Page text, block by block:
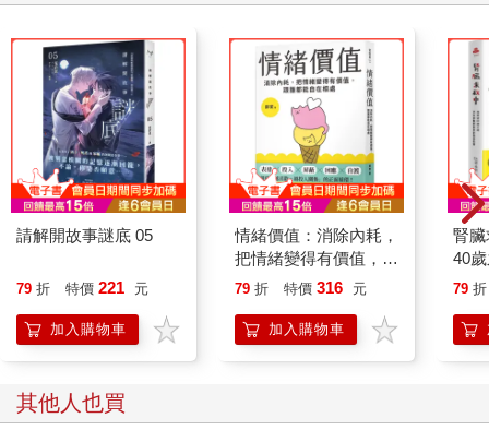
請解開故事謎底 05
79 折 特價 221 元
加入購物車
情緒價值：消除內耗，
把情緒變得有價值，跟
誰都能自在相處
79 折 特價 316 元
加入購物車
腎
40
就
79 折
其他人也買